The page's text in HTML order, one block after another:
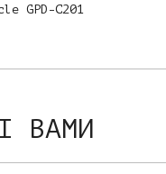
GPD-C201
ВАМИ